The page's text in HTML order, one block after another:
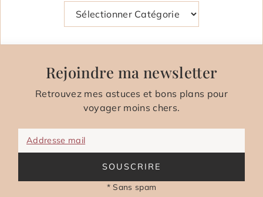
Rejoindre ma newsletter
Retrouvez mes astuces et bons plans pour
voyager moins chers.
Addresse mail
SOUSCRIRE
* Sans spam